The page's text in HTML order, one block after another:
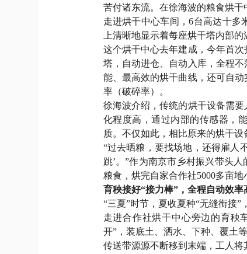
苦付诸东流。在徐海波的粮食烘干
走进烘干中心车间，6台高达十多
上清晰地显示着每座烘干塔内部的
这个烘干中心去年建成，今年首
塔，自动进仓、自动入库，全程
能、最高效的烘干曲线，还可自
率（破碎率）。
徐海波介绍，传统的烘干设备需
化程度高，通过内部的传感器，
质。不仅如此，相比原来的烘干设
“过去晒粮，要找场地，还得雇人
跳’。”作为南京市乡村振兴带头
粮食，烘完自家合作社5000多亩
育秧接好“接力棒”，全程自动效率
“三夏”时节，夏收夏种“无缝衔接”
走进合作社烘干中心旁边的育秧
开”，装底土、洒水、下种、覆土
传送带源源不断移到末端，工人将